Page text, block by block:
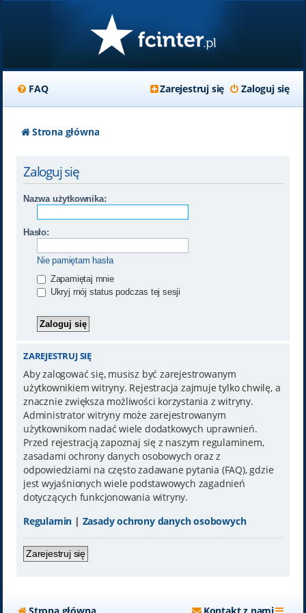
FAQ Zaloguj się
Zarejestruj się
Strona główna
Zaloguj się
Nazwa użytkownika:
Hasło:
Nie pamiętam hasła
Zapamiętaj mnie
Ukryj mój status podczas tej sesji
ZAREJESTRUJ SIĘ
Aby zalogować się, musisz być zarejestrowanym
użytkownikiem witryny. Rejestracja zajmuje tylko chwilę, a
znacznie zwiększa możliwości korzystania z witryny.
Administrator witryny może zarejestrowanym
użytkownikom nadać wiele dodatkowych uprawnień.
Przed rejestracją zapoznaj się z naszym regulaminem,
zasadami ochrony danych osobowych oraz z
odpowiedziami na często zadawane pytania (FAQ), gdzie
jest wyjaśnionych wiele podstawowych zagadnień
dotyczących funkcjonowania witryny.
Regulamin | Zasady ochrony danych osobowych
Zarejestruj się
Strona główna Kontakt z nami